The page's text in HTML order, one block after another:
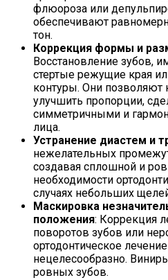
флюороза или
обеспечивают
тон.
Коррекция формы и
Восстановление зубов,
стертые режущие края
контуры. Они позволяют
улучшить пропорции,
симметричными и
лица.
Устранение диастем и
нежелательных
создавая сплошной и
необходимости
случаях небольших
Маскировка
положения: Коррекция
поворотов зубов или
ортодонтическое
нецелесообразно.
ровных зубов.